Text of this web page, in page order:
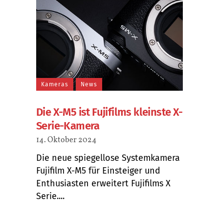
Kameras News
Die X-M5 ist Fujifilms kleinste X-
Serie-Kamera
14. Oktober 2024
Die neue spiegellose Systemkamera
Fujifilm X-M5 für Einsteiger und
Enthusiasten erweitert Fujifilms X
Serie....